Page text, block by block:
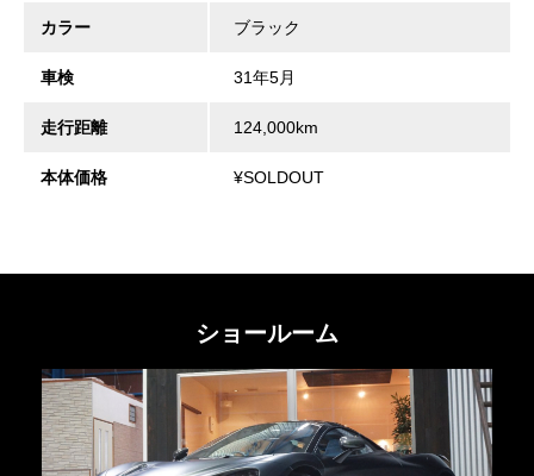
カラー ブラック
車検 31年5月
走行距離 124,000km
本体価格 ¥SOLDOUT
ショールーム